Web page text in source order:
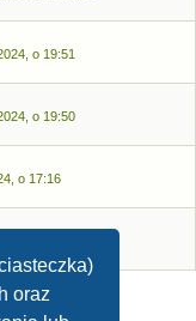
oraz
o 19:51
o 19:50
o 17:16